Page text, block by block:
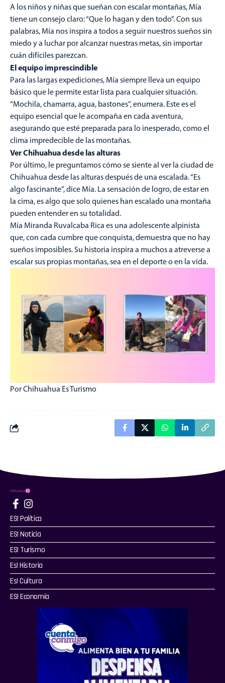
A los niños y niñas que sueñan con escalar montañas, Mía
tiene un consejo claro: “Que lo hagan y den todo”. Con sus
palabras, Mía nos inspira a todos a seguir nuestros sueños sin
miedo y a luchar por alcanzar nuestras metas, sin importar
cuán difíciles parezcan.
El equipo imprescindible
Para las largas expediciones, Mía siempre lleva un equipo
básico que le permite estar lista para cualquier situación.
“Mochila, chamarra, agua, bastones”, enumera. Este es el
equipo esencial que le acompaña en cada aventura,
asegurando que esté preparada para lo inesperado, como el
clima impredecible de las montañas.
Ver Chihuahua desde las alturas
Por último, le preguntamos cómo se siente al ver la ciudad de
Chihuahua desde las alturas después de una escalada. “Es
algo fascinante”, dice Mía. La sensación de logro, de estar en
la cima, es algo que solo quienes han escalado una montaña
pueden entender en su totalidad.
Mía Miranda Ruvalcaba Rica es una adolescente alpinista
que, con cada cumbre que conquista, demuestra que no hay
sueños imposibles. Su historia inspira a muchos a atreverse a
escalar sus propias montañas, sea en el deporte o en la vida.
Por Chihuahua Es Turismo
ES! Política
ES! Noticia
ES! Turismo
Es! Historia
Es! Cultura
ES! Economía